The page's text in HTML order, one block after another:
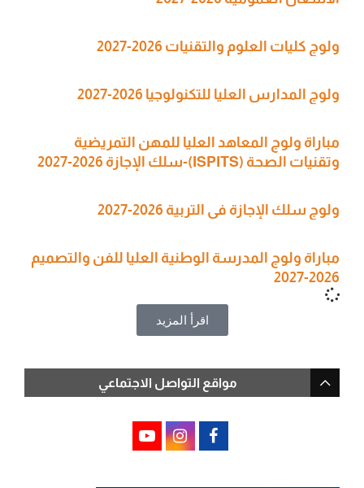
ولوج كليات العلوم والتقنيات 2026-2027
ولوج المدارس العليا للتكنولوجيا 2026-2027
مباراة ولوج المعاهد العليا للمهن التمريضية
وتقنيات الصحة (ISPITS)-سلك الإجازة 2026-2027
ولوج سلك الإجازة في التربية 2026-2027
مباراة ولوج المدرسة الوطنية العليا للفن والتصميم
2026-2027
اقرأ المزيد
مواقع التواصل الاجتماعي